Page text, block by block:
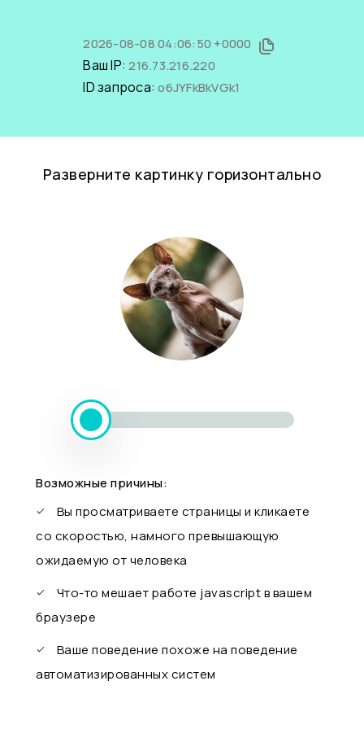
2026-08-08 04:06:50 +0000
Ваш IP:216.73.216.220
ID запроса:o6JYFkBkVGk1
Разверните картинку горизонтально
Возможные причины:
Вы просматриваете страницы и кликаете
со скоростью, намного превышающую
ожидаемую от человека
Что-то мешает работе javascript в вашем
браузере
Ваше поведение похоже на поведение
автоматизированных систем